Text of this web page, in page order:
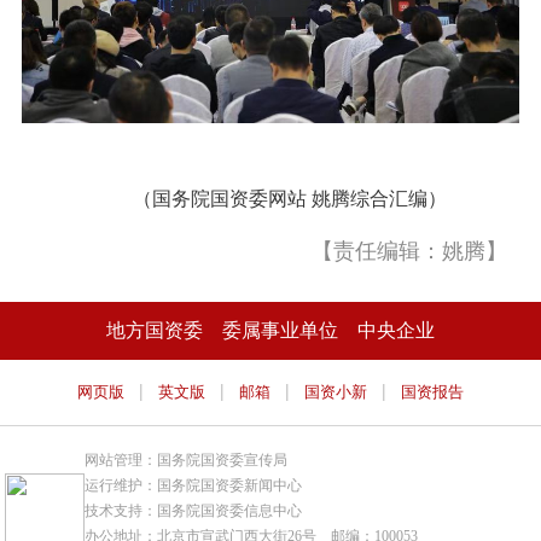
（国务院国资委网站 姚腾综合汇编）
【责任编辑：姚腾】
地方国资委 委属事业单位 中央企业
网页版 | 英文版 | 邮箱 | 国资小新 | 国资报告
网站管理：国务院国资委宣传局
运行维护：国务院国资委新闻中心
技术支持：国务院国资委信息中心
办公地址：北京市宣武门西大街26号 邮编：100053